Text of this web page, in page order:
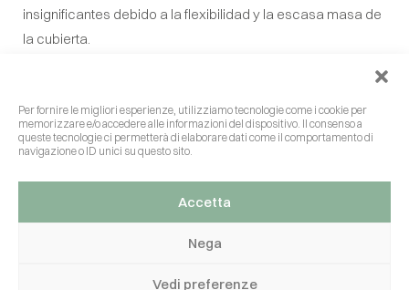
Per fornire le migliori esperienze, utilizziamo tecnologie come i cookie per
memorizzare e/o accedere alle informazioni del dispositivo. Il consenso a
queste tecnologie ci permetterà di elaborare dati come il comportamento di
navigazione o ID unici su questo sito.
Accetta
Nega
Vedi preferenze
insignificantes debido a la flexibilidad y la escasa masa de
la cubierta.
normativa legal aplicable. Los acristalamientos cumplen la
UNI EN 14351:2018.